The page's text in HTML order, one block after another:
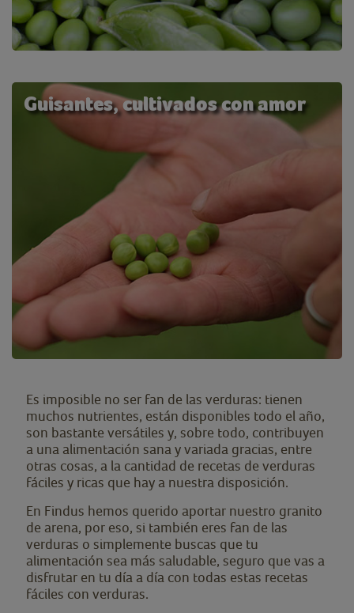
Guisantes, cultivados con amor
Es imposible no ser fan de las verduras: tienen
muchos nutrientes, están disponibles todo el año,
son bastante versátiles y, sobre todo, contribuyen
a una alimentación sana y variada gracias, entre
otras cosas, a la cantidad de recetas de verduras
fáciles y ricas que hay a nuestra disposición.
En Findus hemos querido aportar nuestro granito
de arena, por eso, si también eres fan de las
verduras o simplemente buscas que tu
alimentación sea más saludable, seguro que vas a
disfrutar en tu día a día con todas estas recetas
fáciles con verduras.